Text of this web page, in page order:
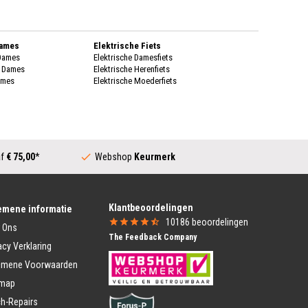
Dames
Heren
Heren
heren
Heren
Elektrische Fiets
Elektrische Damesfiets
Elektrische Herenfiets
Elektrische Moederfiets
Transportfiets
Dames Transportfiets
Transportfiets Meisjes
Vouwfiets
Vouwfietsen E-Bike
Kinderfiets Kopen
Meisjesfiets
Jongensfiets
€ 75,00* Webshop Keurmerk
informatie
Ons
Verklaring
Voorwaarden
Repairs
Klantbeoordelingen
10186 beoordelingen
The Feedback Company